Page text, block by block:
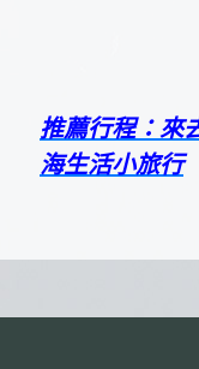
推薦行程：來
海生活小旅行